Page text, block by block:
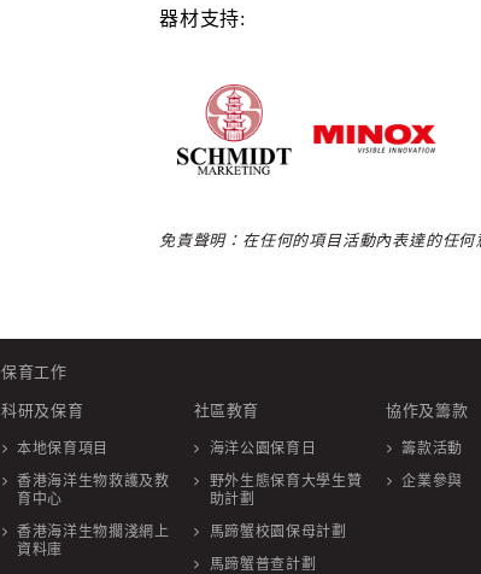
器材支持:
免責聲明：在任何的項目活動內表達的任
保育工作
科研及保育
本地保育項目
香港海洋生物救護及教
育中心
香港海洋生物擱淺網上
資料庫
社區教育
海洋公園保育日
野外生態保育大學生贊
助計劃
馬蹄蟹校園保母計劃
馬蹄蟹普查計劃
協作及籌款
籌款活動
企業參與